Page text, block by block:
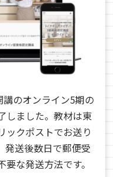
のオンライン5期の
しました。教材は東
ックポストでお送り
発送後数日で郵便受
な発送方法です。